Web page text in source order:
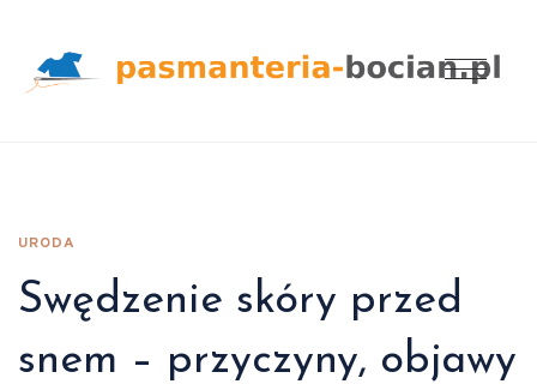
URODA
Swędzenie skóry przed
snem – przyczyny, objawy